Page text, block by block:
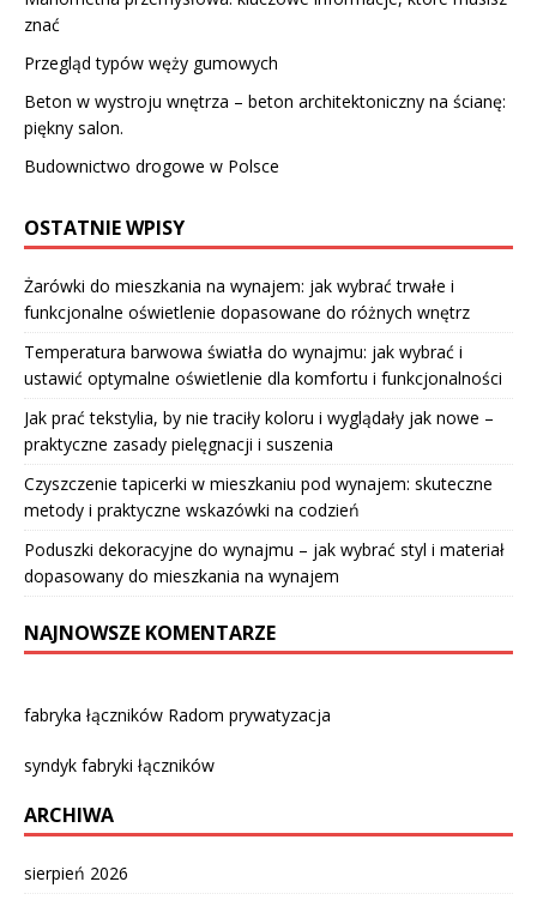
znać
Przegląd typów węży gumowych
Beton w wystroju wnętrza – beton architektoniczny na ścianę:
piękny salon.
Budownictwo drogowe w Polsce
OSTATNIE WPISY
Żarówki do mieszkania na wynajem: jak wybrać trwałe i
funkcjonalne oświetlenie dopasowane do różnych wnętrz
Temperatura barwowa światła do wynajmu: jak wybrać i
ustawić optymalne oświetlenie dla komfortu i funkcjonalności
Jak prać tekstylia, by nie traciły koloru i wyglądały jak nowe –
praktyczne zasady pielęgnacji i suszenia
Czyszczenie tapicerki w mieszkaniu pod wynajem: skuteczne
metody i praktyczne wskazówki na codzień
Poduszki dekoracyjne do wynajmu – jak wybrać styl i materiał
dopasowany do mieszkania na wynajem
NAJNOWSZE KOMENTARZE
fabryka łączników Radom prywatyzacja
syndyk fabryki łączników
ARCHIWA
sierpień 2026